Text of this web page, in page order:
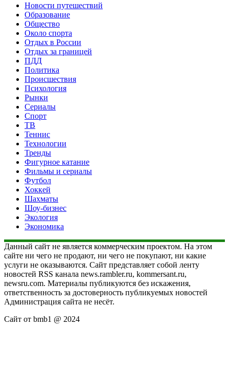
Новости путешествий
Образование
Общество
Около спорта
Отдых в России
Отдых за границей
ПДД
Политика
Происшествия
Психология
Рынки
Сериалы
Спорт
ТВ
Теннис
Технологии
Тренды
Фигурное катание
Фильмы и сериалы
Футбол
Хоккей
Шахматы
Шоу-бизнес
Экология
Экономика
Данный сайт не является коммерческим проектом. На этом
сайте ни чего не продают, ни чего не покупают, ни какие
услуги не оказываются. Сайт представляет собой ленту
новостей RSS канала news.rambler.ru, kommersant.ru,
newsru.com. Материалы публикуются без искажения,
ответственность за достоверность публикуемых новостей
Администрация сайта не несёт.
Сайт от bmb1 @ 2024